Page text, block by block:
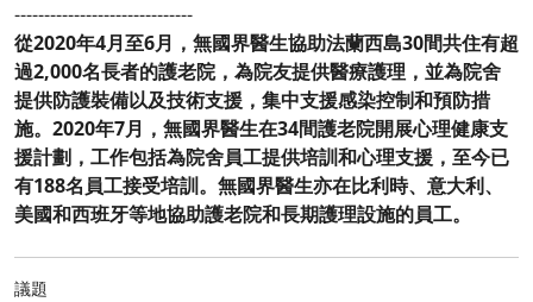
------------------------------
從2020年4月至6月，無國界醫生協助法蘭西島30間共住有超
過2,000名長者的護老院，為院友提供醫療護理，並為院舍
提供防護裝備以及技術支援，集中支援感染控制和預防措
施。2020年7月，無國界醫生在34間護老院開展心理健康支
援計劃，工作包括為院舍員工提供培訓和心理支援，至今已
有188名員工接受培訓。無國界醫生亦在比利時、意大利、
美國和西班牙等地協助護老院和長期護理設施的員工。
議題